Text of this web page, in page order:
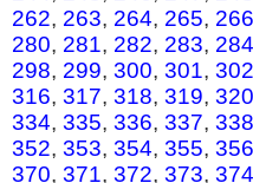
262, 263, 264, 265, 266
280, 281, 282, 283, 284
298, 299, 300, 301, 302
316, 317, 318, 319, 320
334, 335, 336, 337, 338
352, 353, 354, 355, 356
370, 371, 372, 373, 374